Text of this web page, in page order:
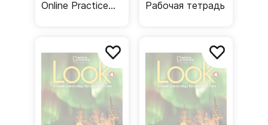
Online Practice
Рабочая тетрадь